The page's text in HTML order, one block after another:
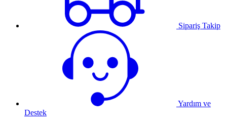
Sipariş Takip
Yardım ve
Destek